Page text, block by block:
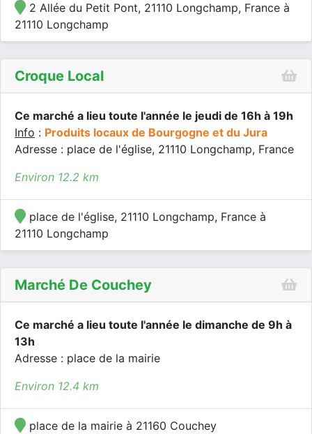
2 Allée du Petit Pont, 21110 Longchamp, France à
21110 Longchamp
Croque Local
Ce marché a lieu toute l'année le jeudi de 16h à 19h
Info : Produits locaux de Bourgogne et du Jura
Adresse : place de l'église, 21110 Longchamp, France
Environ 12.2 km
place de l'église, 21110 Longchamp, France à
21110 Longchamp
Marché De Couchey
Ce marché a lieu toute l'année le dimanche de 9h à
13h
Adresse : place de la mairie
Environ 12.4 km
place de la mairie à 21160 Couchey